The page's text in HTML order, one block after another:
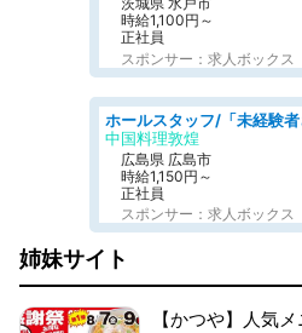
時給1,100円～
正社員
スポンサー：求人ボックス
中国料理敦煌
広島県 広島市
時給1,150円～
正社員
スポンサー：求人ボックス
姉妹サイト
【かつや】人気